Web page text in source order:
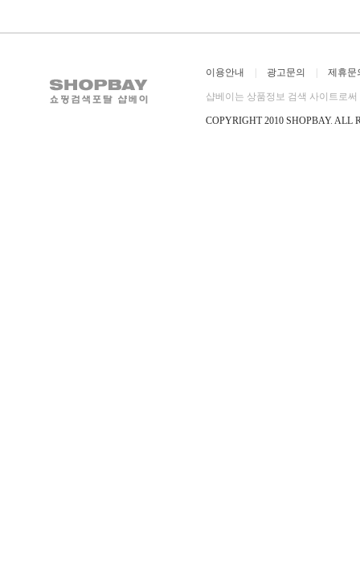
이용안내 | 광고문의 | 제휴문
샵베이는 상품정보 검색 사이트로
COPYRIGHT 2010 SHOPBAY. ALL